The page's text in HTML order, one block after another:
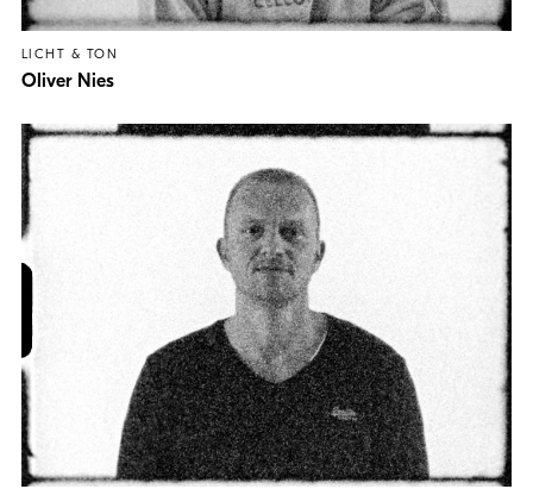
LICHT & TON
Oliver Nies